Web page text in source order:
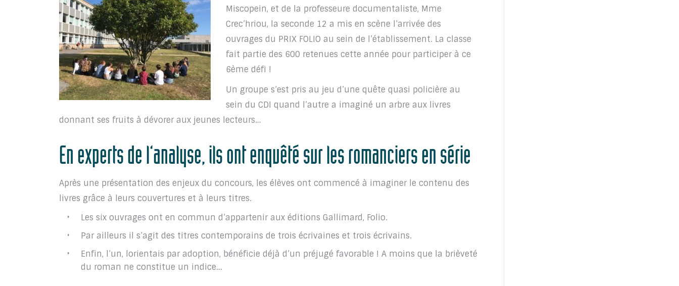
Miscopein, et de la professeure documentaliste, Mme
Crec’hriou, la seconde 12 a mis en scène l’arrivée des
ouvrages du PRIX FOLIO au sein de l’établissement. La classe
fait partie des 600 retenues cette année pour participer à ce
6ème défi !
Un groupe s’est pris au jeu d’une quête quasi policière au
sein du CDI quand l’autre a imaginé un arbre aux livres
donnant ses fruits à dévorer aux jeunes lecteurs…
En experts de l’analyse, ils ont enquêté sur les romanciers en série
Après une présentation des enjeux du concours, les élèves ont commencé à imaginer le contenu des
livres grâce à leurs couvertures et à leurs titres.
Les six ouvrages ont en commun d’appartenir aux éditions Gallimard, Folio.
Par ailleurs il s’agit des titres contemporains de trois écrivaines et trois écrivains.
Enfin, l’un, lorientais par adoption, bénéficie déjà d’un préjugé favorable ! A moins que la brièveté
du roman ne constitue un indice…